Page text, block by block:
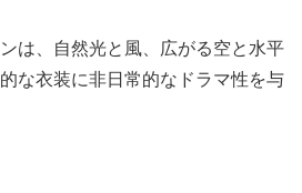
は、自然光と風、広がる空と水平
な衣装に非日常的なドラマ性を与